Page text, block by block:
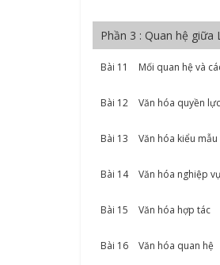
Phần 3 : Quan hệ
Bài 11 Mối quan hệ và
Bài 12 Văn hóa quyền lực
Bài 13 Văn hóa kiểu mẫu
Bài 14 Văn hóa nghiệp vụ
Bài 15 Văn hóa hợp tác
Bài 16 Văn hóa quan hệ